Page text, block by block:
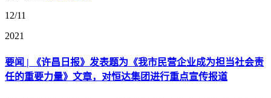
12/11
2021
要闻 | 《许昌日报》发表题为《我市民营企业成为担当社会责
任的重要力量》文章，对恒达集团进行重点宣传报道